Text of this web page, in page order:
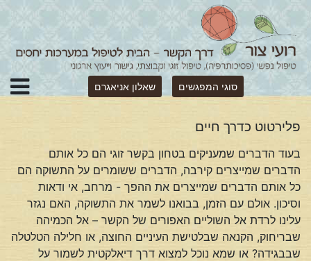
סוגי המפגשים שאלון אניאגרם
פלירטוט כדרך חיים
בעוד הדברים שמעניקים בטחון בקשר זוגי הם כל אותם
הדברים שמייצרים קירבה, הדברים ששומרים על התשוקה הם
כל אותם הדברים שמייצרים את ההפך - מרחב, אי ודאות
וסיכון. אולם עם הזמן, בבואנו לשמר את התשוקה, האם נגזר
עלינו לרדת אל השוליים האפורים של הקשר – אל הכמיהה
שבריחוק, הקנאה שבלטישת העיניים החוצה, או חלילה הטלטלה
שבבגידה? או שמא נוכל למצוא דרך דיאלקטית לשמור על